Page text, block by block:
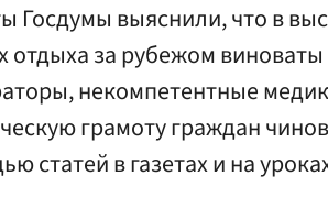
Госдумы выяснили, что в
отдыха за рубежом
некомпетентные
грамоту граждан
статей в газетах и на